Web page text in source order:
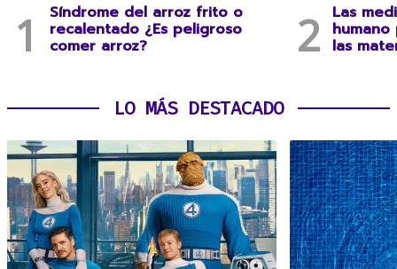
Síndrome del arroz frito o
recalentado ¿Es peligroso
comer arroz?
Las
las
LO MÁS DESTACADO